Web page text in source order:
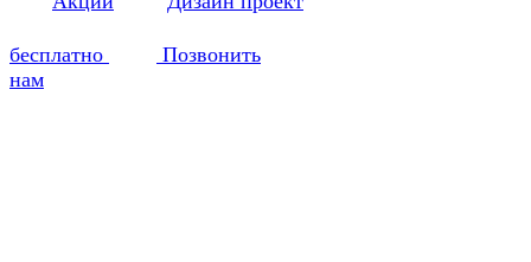
бесплатно
Позвонить
нам